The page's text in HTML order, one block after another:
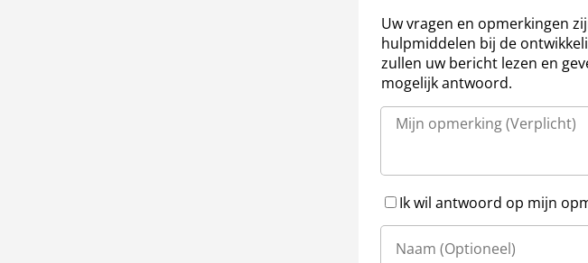
Uw vragen en opmerkingen
hulpmiddelen bij de
zullen uw bericht lezen en
mogelijk antwoord.
Ik wil antwoord op mijn